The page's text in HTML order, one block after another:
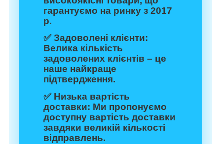
гарантуємо на ринку з 2017
р.
✅Задоволені клієнти:
Велика кількість
задоволених клієнтів – це
наше найкраще
підтвердження.
✅ Низька вартість
доставки: Ми пропонуємо
доступну вартість доставки
завдяки великій кількості
відправлень.